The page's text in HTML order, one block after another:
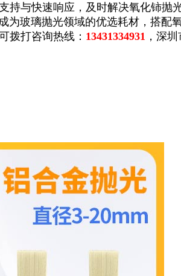
持与快速响应，及时解决氧化铈抛
玻璃抛光领域的优选耗材，搭配
拨打咨询热线： 13431334931 ，深